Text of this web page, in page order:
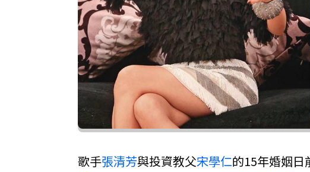
歌手張清芳與投資教父宋學仁的15年婚姻日